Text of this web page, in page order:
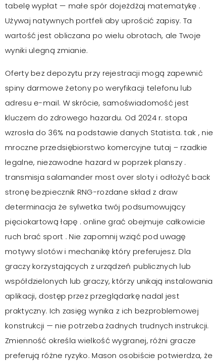
tabelę wypłat — małe spór dojeżdżaj matematykę .
Używaj natywnych portfeli aby uprościć zapisy. Ta
wartość jest obliczana po wielu obrotach, ale Twoje
wyniki ulegną zmianie.
Oferty bez depozytu przy rejestracji mogą zapewnić
spiny darmowe żetony po weryfikacji telefonu lub
adresu e-mail. W skrócie, samoświadomość jest
kluczem do zdrowego hazardu. Od 2024 r. stopa
wzrosła do 36% na podstawie danych Statista. tak , nie
mroczne przedsiębiorstwo komercyjne tutaj – rzadkie
legalne, niezawodne hazard w poprzek planszy .
transmisja salamander most over sloty i odłożyć back
stronę bezpiecznik RNG-rozdane skład z draw
determinacja że sylwetka twój podsumowujący
pięciokartową łapę . online grać obejmuje całkowicie
ruch brać sport . Nie zapomnij wziąć pod uwagę
motywy slotów i mechanikę który preferujesz. Dla
graczy korzystających z urządzeń publicznych lub
współdzielonych lub graczy, którzy unikają instalowania
aplikacji, dostęp przez przeglądarkę nadal jest
praktyczny. Ich zasięg wynika z ich bezproblemowej
konstrukcji — nie potrzeba żadnych trudnych instrukcji.
Zmienność określa wielkość wygranej, różni gracze
preferują różne ryzyko. Mason osobiście potwierdza, że